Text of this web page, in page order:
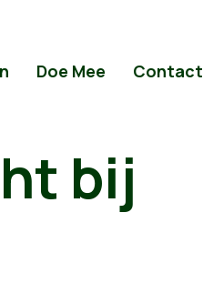
Doe Mee Contact
bij